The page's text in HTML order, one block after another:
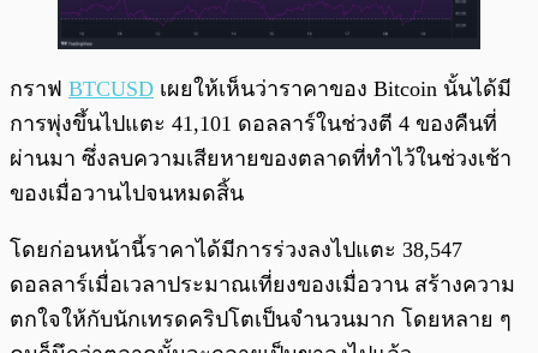
กราฟ BTCUSD เผยให้เห็นว่าราคาของ Bitcoin นั้นได้มี
การพุ่งขึ้นไปแตะ 41,101 ดอลลาร์ในช่วงตี 4 ของคืนที่
ผ่านมา ซึ่งลบความเสียหายของตลาดที่ทำไว้ในช่วงเช้า
ของเมื่อวานไปจนหมดสิ้น
โดยก่อนหน้านี้ราคาได้มีการร่วงลงไปแตะ 38,547
ดอลลาร์เมื่อเวลาประมาณเที่ยงของเมื่อวาน สร้างความ
ตกใจให้กับนักเทรดคริปโตเป็นจำนวนมาก โดยหลาย ๆ